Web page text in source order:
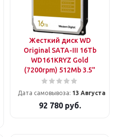
Жесткий диск WD
Original SATA-III 16Tb
WD161KRYZ Gold
(7200rpm) 512Mb 3.5"
Дата самовывоза: 13 Августа
92 780руб.